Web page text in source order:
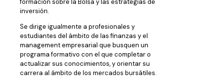
formación sobre la Bolsa y las estrategias de
inversión.
Se dirige igualmente a profesionales y
estudiantes del ámbito de las finanzas y el
management empresarial que busquen un
programa formativo con el que completar o
actualizar sus conocimientos, y orientar su
carrera al ámbito de los mercados bursátiles.